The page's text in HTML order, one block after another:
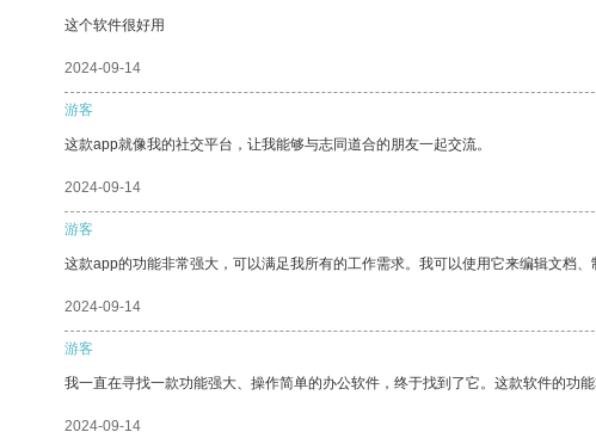
这个软件很好用
2024-09-14
游客
这款app就像我的社交平台，让我能够与志同道合的朋友一起交流。
2024-09-14
游客
这款app的功能非常强大，可以满足我所有的工作需求。我可以使用它来编辑文档、
2024-09-14
游客
我一直在寻找一款功能强大、操作简单的办公软件，终于找到了它。这款软件的功
2024-09-14